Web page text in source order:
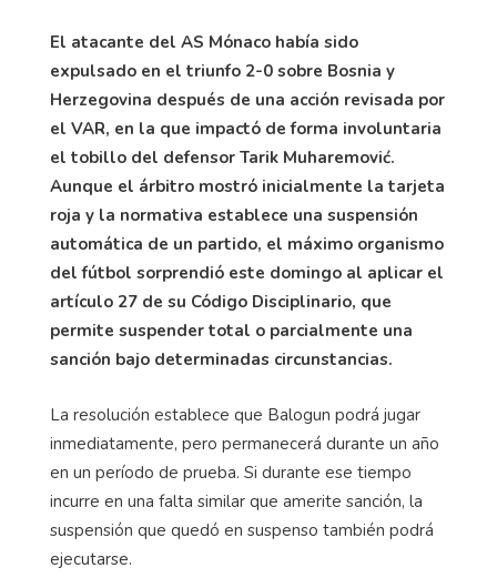
El atacante del AS Mónaco había sido
expulsado en el triunfo 2-0 sobre Bosnia y
Herzegovina después de una acción revisada por
el VAR, en la que impactó de forma involuntaria
el tobillo del defensor Tarik Muharemović.
Aunque el árbitro mostró inicialmente la tarjeta
roja y la normativa establece una suspensión
automática de un partido, el máximo organismo
del fútbol sorprendió este domingo al aplicar el
artículo 27 de su Código Disciplinario, que
permite suspender total o parcialmente una
sanción bajo determinadas circunstancias.
La resolución establece que Balogun podrá jugar
inmediatamente, pero permanecerá durante un año
en un período de prueba. Si durante ese tiempo
incurre en una falta similar que amerite sanción, la
suspensión que quedó en suspenso también podrá
ejecutarse.